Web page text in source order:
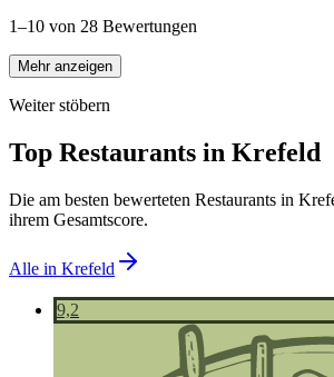
1–10 von 28 Bewertungen
Mehr anzeigen
Weiter stöbern
Top Restaurants in Krefeld
Die am besten bewerteten Restaurants in
ihrem Gesamtscore.
Alle in Krefeld
9,2